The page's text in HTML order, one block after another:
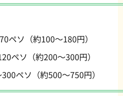
ペソ（約100〜180円）
ペソ（約200〜300円）
ペソ（約500〜750円）